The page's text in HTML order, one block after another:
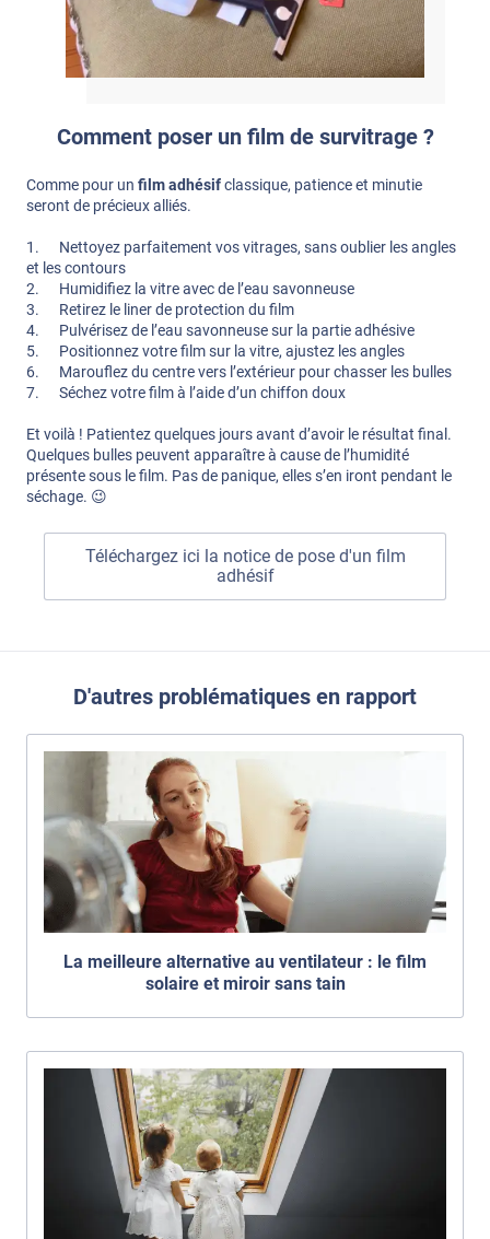
Comment poser un film de survitrage ?
Comme pour un film adhésifclassique, patience et minutie
seront de précieux alliés.
1. Nettoyez parfaitement vos vitrages, sans oublier les angles
et les contours
2. Humidifiez la vitre avec de l’eau savonneuse
3. Retirez le liner de protection du film
4. Pulvérisez de l’eau savonneuse sur la partie adhésive
5. Positionnez votre film sur la vitre, ajustez les angles
6. Marouflez du centre vers l’extérieur pour chasser les bulles
7. Séchez votre film à l’aide d’un chiffon doux
Et voilà ! Patientez quelques jours avant d’avoir le résultat final.
Quelques bulles peuvent apparaître à cause de l’humidité
présente sous le film. Pas de panique, elles s’en iront pendant le
séchage. 😉
Téléchargez ici la notice de pose d'un film
adhésif
D'autres problématiques en rapport
La meilleure alternative au ventilateur : le film
solaire et miroir sans tain